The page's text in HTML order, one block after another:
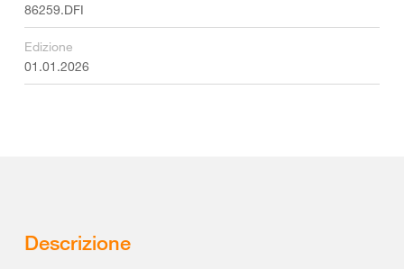
86259.DFI
Edizione
01.01.2026
Descrizione